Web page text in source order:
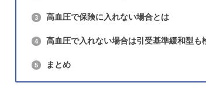
3 高血圧で保険に入れない場合とは
4 高血圧で入れない場合は引受基準緩和型も
5 まとめ